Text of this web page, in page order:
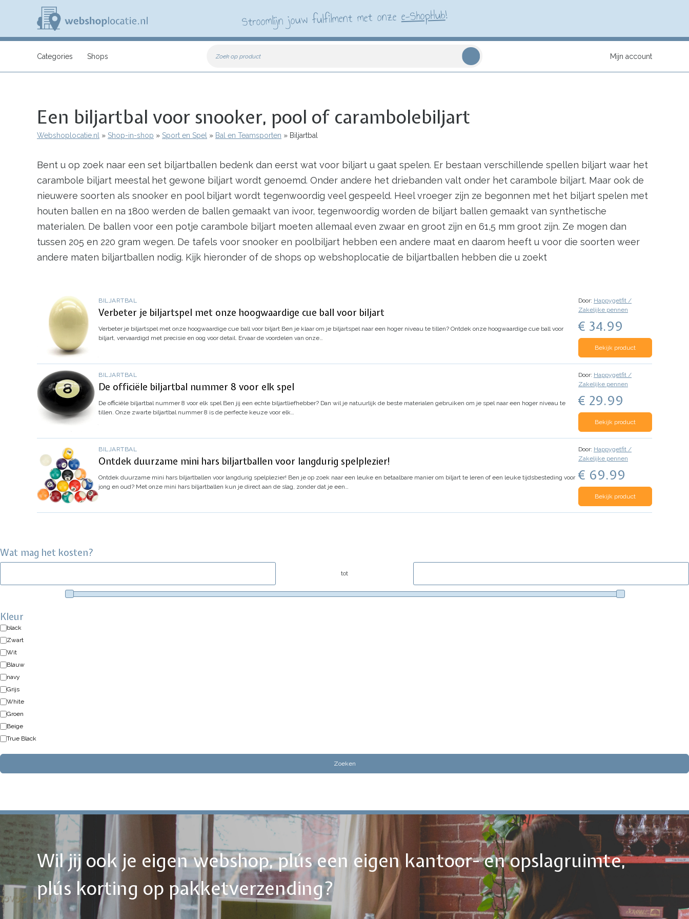
inhoud
e
s
l
a
e
n
Stroomlijn jouw fulfilment met onzee-ShopHub!
Zoek op product
Categories Shops Mijn account
Een biljartbal voor snooker, pool of carambolebiljart
Kruimelpad
Webshoplocatie.nl Shop-in-shop Sport en Spel Bal en Teamsporten Biljartbal
Bent u op zoek naar een set biljartballen bedenk dan eerst wat voor biljart u gaat spelen. Er bestaan verschillende spellen biljart waar het
carambole biljart meestal het gewone biljart wordt genoemd. Onder andere het driebanden valt onder het carambole biljart. Maar ook de
nieuwere soorten als snooker en pool biljart wordt tegenwoordig veel gespeeld. Heel vroeger zijn ze begonnen met het biljart spelen met
houten ballen en na 1800 werden de ballen gemaakt van ivoor, tegenwoordig worden de biljart ballen gemaakt van synthetische
materialen. De ballen voor een potje carambole biljart moeten allemaal even zwaar en groot zijn en 61,5 mm groot zijn. Ze mogen dan
tussen 205 en 220 gram wegen. De tafels voor snooker en poolbiljart hebben een andere maat en daarom heeft u voor die soorten weer
andere maten biljartballen nodig. Kijk hieronder of de shops op webshoplocatie de biljartballen hebben die u zoekt
BILJARTBAL
Verbeter je biljartspel met onze hoogwaardige cue ball voor biljart
Verbeter je biljartspel met onze hoogwaardige cue ball voor biljart Ben je klaar om je biljartspel naar een hoger niveau te tillen? Ontdek onze hoogwaardige cue ball voor
biljart, vervaardigd met precisie en oog voor detail. Ervaar de voordelen van onze…
Door: Happygetfit /
Zakelijke pennen
€ 34.99
Bekijk product
BILJARTBAL
De officiële biljartbal nummer 8 voor elk spel
De officiële biljartbal nummer 8 voor elk spel Ben jij een echte biljartliefhebber? Dan wil je natuurlijk de beste materialen gebruiken om je spel naar een hoger niveau te
tillen. Onze zwarte biljartbal nummer 8 is de perfecte keuze voor elk…
Door: Happygetfit /
Zakelijke pennen
€ 29.99
Bekijk product
BILJARTBAL
Ontdek duurzame mini hars biljartballen voor langdurig spelplezier!
Ontdek duurzame mini hars biljartballen voor langdurig spelplezier! Ben je op zoek naar een leuke en betaalbare manier om biljart te leren of een leuke tijdsbesteding voor
jong en oud? Met onze mini hars biljartballen kun je direct aan de slag, zonder dat je een…
Door: Happygetfit /
Zakelijke pennen
€ 69.99
Bekijk product
Wat mag het kosten?
tot
Kleur
black
Zwart
Wit
Blauw
navy
Grijs
White
Groen
Beige
True Black
Wil jij ook je eigen webshop, plús een eigen kantoor- en opslagruimte,
plús korting op pakketverzending?